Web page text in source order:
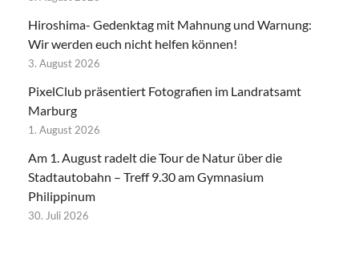
Hiroshima- Gedenktag mit Mahnung und Warnung:
Wir werden euch nicht helfen können!
3. August 2026
PixelClub präsentiert Fotografien im Landratsamt
Marburg
1. August 2026
Am 1. August radelt die Tour de Natur über die
Stadtautobahn – Treff 9.30 am Gymnasium
Philippinum
30. Juli 2026